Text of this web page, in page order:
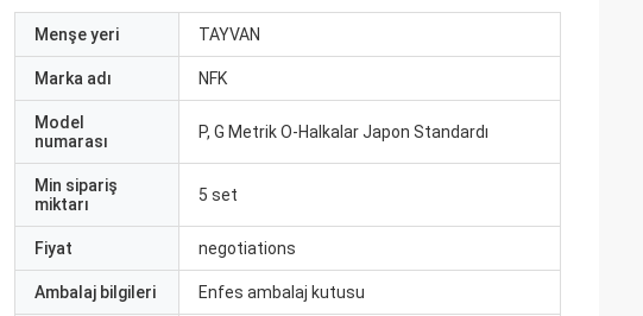
Menşe yeri TAYVAN
Marka adı NFK
Model
numarası
P, G Metrik O-Halkalar Japon Standardı
Min sipariş
miktarı
5 set
Fiyat negotiations
Ambalaj bilgileri Enfes ambalaj kutusu